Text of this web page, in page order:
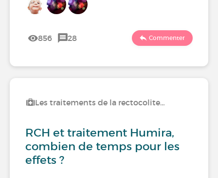
856 28 Commenter
Les traitements de la rectocolite…
RCH et traitement Humira,
combien de temps pour les
effets ?